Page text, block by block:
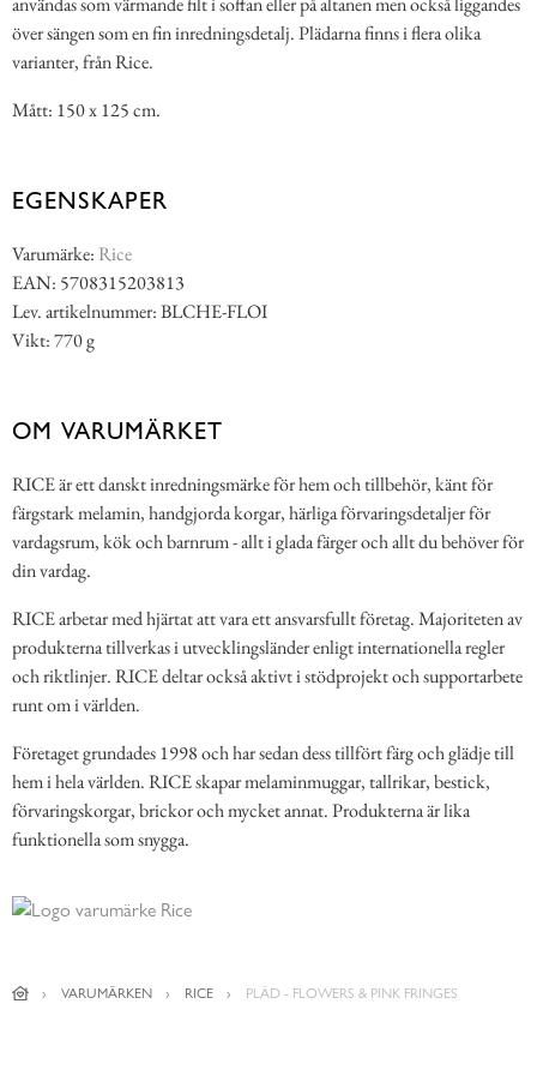
över sängen som en fin inredningsdetalj. Plädarna finns i flera olika
varianter, från Rice.
Mått: 150 x 125 cm.
EGENSKAPER
Varumärke: Rice
EAN: 5708315203813
Lev. artikelnummer: BLCHE-FLOI
Vikt: 770 g
OM VARUMÄRKET
RICE är ett danskt inredningsmärke för hem och tillbehör, känt för
färgstark melamin, handgjorda korgar, härliga förvaringsdetaljer för
vardagsrum, kök och barnrum - allt i glada färger och allt du behöver för
din vardag.
RICE arbetar med hjärtat att vara ett ansvarsfullt företag. Majoriteten av
produkterna tillverkas i utvecklingsländer enligt internationella regler
och riktlinjer. RICE deltar också aktivt i stödprojekt och supportarbete
runt om i världen.
Företaget grundades 1998 och har sedan dess tillfört färg och glädje till
hem i hela världen. RICE skapar melaminmuggar, tallrikar, bestick,
förvaringskorgar, brickor och mycket annat. Produkterna är lika
funktionella som snygga.
VARUMÄRKEN RICE PLÄD - FLOWERS & PINK FRINGES